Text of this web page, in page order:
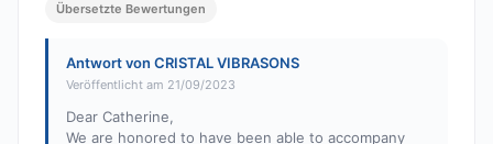
Übersetzte Bewertungen
Antwort von CRISTAL VIBRASONS
Veröffentlicht am 21/09/2023
Dear Catherine,
We are honored to have been able to accompany